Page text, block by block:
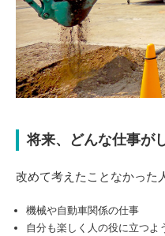
将来、どんな仕事が
改めて考えたことなかった
機械や自動車関係の仕事
自分も楽しく人の役に立つよ